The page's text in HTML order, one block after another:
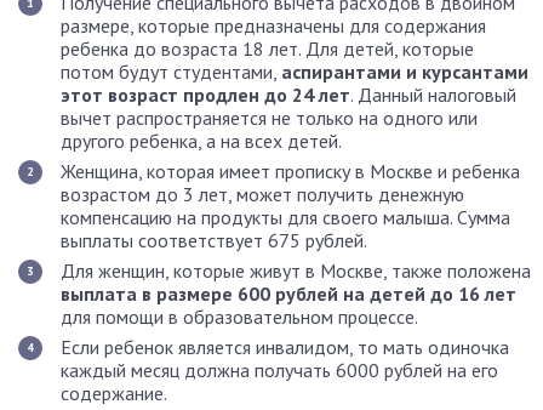
размере, которые предназначены для содержания
ребенка до возраста 18 лет. Для детей, которые
потом будут студентами, аспирантами и курсантами
этот возраст продлен до 24 лет. Данный налоговый
вычет распространяется не только на одного или
другого ребенка, а на всех детей.
Женщина, которая имеет прописку в Москве и ребенка
возрастом до 3 лет, может получить денежную
компенсацию на продукты для своего малыша. Сумма
выплаты соответствует 675 рублей.
Для женщин, которые живут в Москве, также положена
выплата в размере 600 рублей на детей до 16 лет
для помощи в образовательном процессе.
Если ребенок является инвалидом, то мать одиночка
каждый месяц должна получать 6000 рублей на его
содержание.